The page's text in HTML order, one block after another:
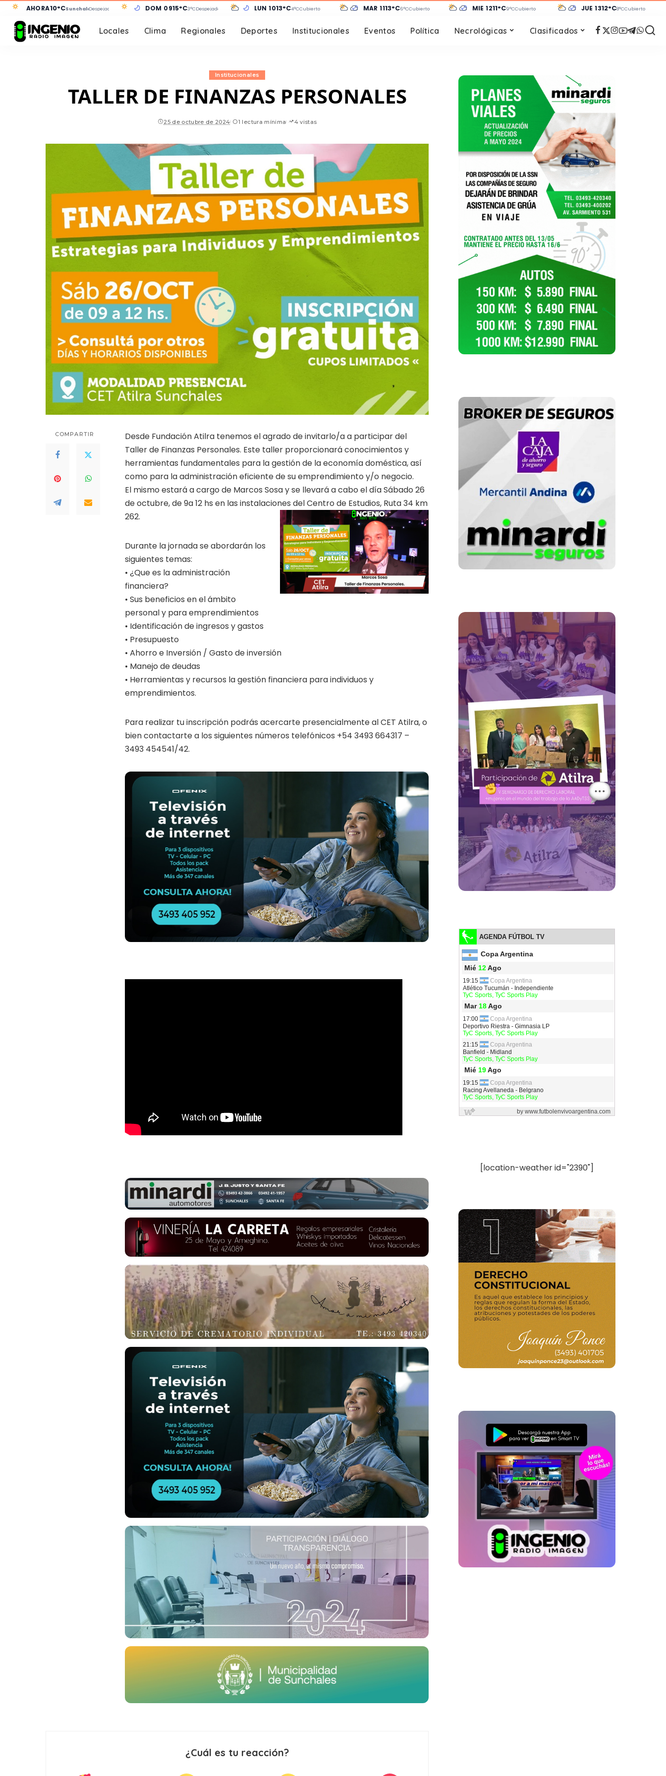
AHORA10°CSunchalesDespejado DOM 0915°C3°CDespejado LUN 1013°C4°CCubierto MAR 1113°C6°CCubierto MIÉ 1211°C9°CCubierto JUE 1312°C8°CCubierto
Locales Clima Regionales Deportes Institucionales Eventos Política Necrológicas Clasificados
Institucionales
TALLER DE FINANZAS PERSONALES
25 de octubre de 2024 1 lectura mínima 4 vistas
COMPARTIR
Desde Fundación Atilra tenemos el agrado de invitarlo/a a participar del
Taller de Finanzas Personales. Este taller proporcionará conocimientos y
herramientas fundamentales para la gestión de la economía doméstica, así
como para la administración eficiente de su emprendimiento y/o negocio.
El mismo estará a cargo de Marcos Sosa y se llevará a cabo el día Sábado 26
de octubre, de 9a 12 hs en las instalaciones del Centro de Estudios, Ruta 34 km
262.
Durante la jornada se abordarán los
siguientes temas:
• ¿Que es la administración
financiera?
• Sus beneficios en el ámbito
personal y para emprendimientos
• Identificación de ingresos y gastos
• Presupuesto
• Ahorro e Inversión / Gasto de inversión
• Manejo de deudas
• Herramientas y recursos la gestión financiera para individuos y
emprendimientos.
Para realizar tu inscripción podrás acercarte presencialmente al CET Atilra, o
bien contactarte a los siguientes números telefónicos +54 3493 664317 –
3493 454541/42.
¿Cuál es tu reacción?
[location-weather id="2390"]